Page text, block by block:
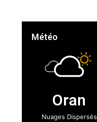
Météo
Oran
Nuages Dispersés